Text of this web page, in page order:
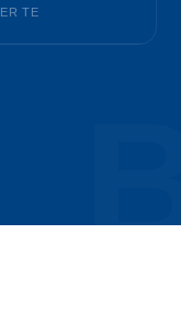
TE